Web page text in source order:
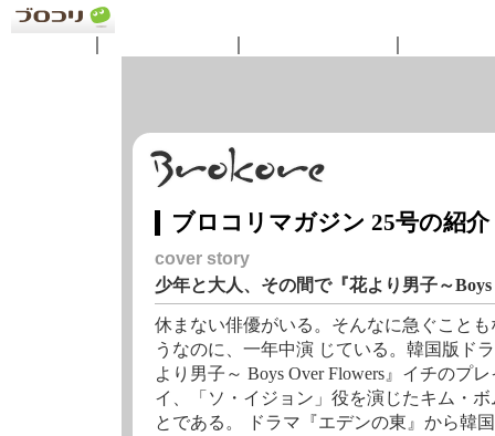
ブロコリマガジン 25号の紹介
cover story
少年と大人、その間で『花より男子～
休まない俳優がいる。そんなに急ぐことも
うなのに、一年中演 じている。韓国版ド
より男子～ Boys Over Flowers』イチのプ
イ、「ソ・イジョン」役を演じたキム・ボ
とである。 ドラマ『エデンの東』から韓